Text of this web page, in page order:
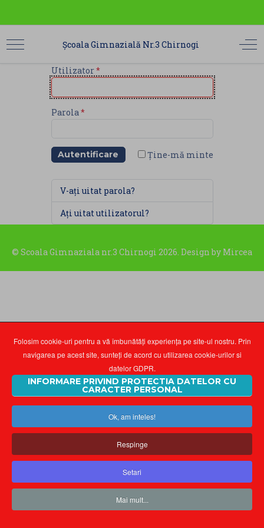
Școala Gimnazială Nr.3 Chirnogi
Utilizator*
Parola *
Autentificare Ține-mă minte
V-ați uitat parola?
Ați uitat utilizatorul?
© Scoala Gimnaziala nr.3 Chirnogi 2026. Design by Mircea
Folosim cookie-uri pentru a vă îmbunătăți experiența pe site-ul nostru. Prin
navigarea pe acest site, sunteți de acord cu utilizarea cookie-urilor si
datelor GDPR.
INFORMARE PRIVIND PROTECTIA DATELOR CU
CARACTER PERSONAL
Ok, am inteles!
Respinge
Setari
Mai mult...